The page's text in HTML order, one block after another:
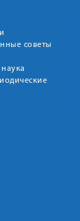
советы